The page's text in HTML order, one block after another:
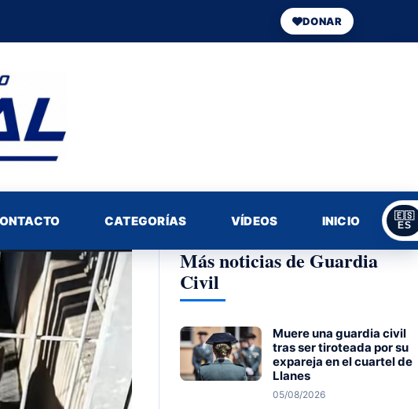
DONAR
CATEGORÍAS VÍDEOS INICIO
🇪🇸
ES
Más noticias de Guardia
Civil
Muere una guardia civil
tras ser tiroteada por su
expareja en el cuartel de
Llanes
05/08/2026